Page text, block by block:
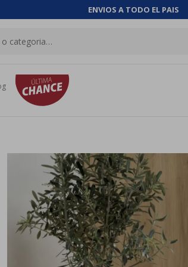
ENVIOS A TODO EL PAIS